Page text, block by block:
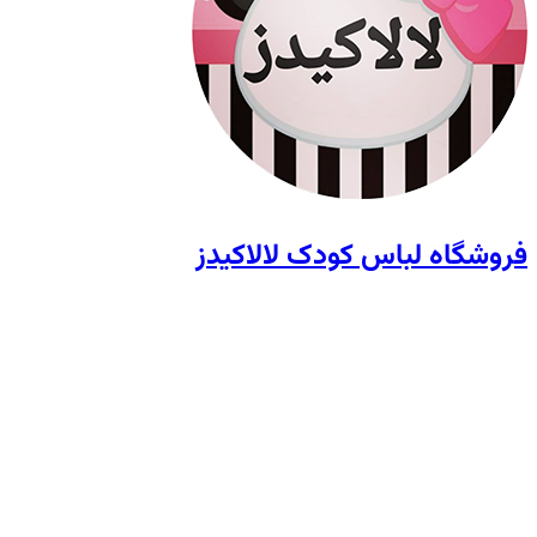
فروشگاه لباس کودک لالاکیدز